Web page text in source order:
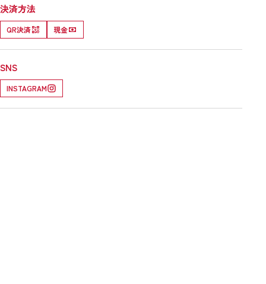
決済方法
QR決済 現金
SNS
INSTAGRAM